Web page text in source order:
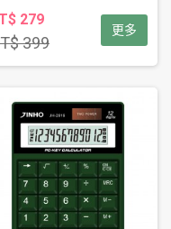
279
399
更多